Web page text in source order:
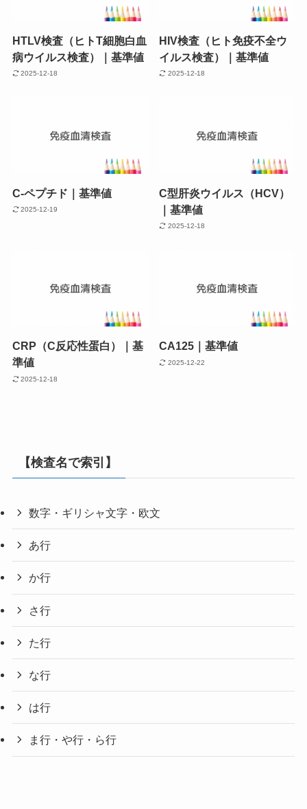
HTLV検査（ヒトT細胞白血
病ウイルス検査）｜基準値
2025-12-18
HIV検査（ヒト免疫不全ウ
イルス検査）｜基準値
2025-12-18
C-ペプチド｜基準値
2025-12-19
C型肝炎ウイルス（HCV）
｜基準値
2025-12-18
CRP（C反応性蛋白）｜基
準値
2025-12-18
CA125｜基準値
2025-12-22
【検査名で索引】
数字・ギリシャ文字・欧文
あ行
か行
さ行
た行
な行
は行
ま行・や行・ら行